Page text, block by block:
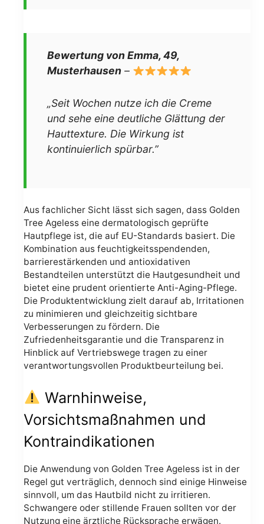
Bewertung von Emma, 49,
Musterhausen –
„Seit Wochen nutze ich die Creme
und sehe eine deutliche Glättung der
Hauttexture. Die Wirkung ist
kontinuierlich spürbar.”
Aus fachlicher Sicht lässt sich sagen, dass Golden
Tree Ageless eine dermatologisch geprüfte
Hautpflege ist, die auf EU-Standards basiert. Die
Kombination aus feuchtigkeitsspendenden,
barrierestärkenden und antioxidativen
Bestandteilen unterstützt die Hautgesundheit und
bietet eine prudent orientierte Anti-Aging-Pflege.
Die Produktentwicklung zielt darauf ab, Irritationen
zu minimieren und gleichzeitig sichtbare
Verbesserungen zu fördern. Die
Zufriedenheitsgarantie und die Transparenz in
Hinblick auf Vertriebswege tragen zu einer
verantwortungsvollen Produktbeurteilung bei.
Warnhinweise,
Vorsichtsmaßnahmen und
Kontraindikationen
Die Anwendung von Golden Tree Ageless ist in der
Regel gut verträglich, dennoch sind einige Hinweise
sinnvoll, um das Hautbild nicht zu irritieren.
Schwangere oder stillende Frauen sollten vor der
Nutzung eine ärztliche Rücksprache erwägen.